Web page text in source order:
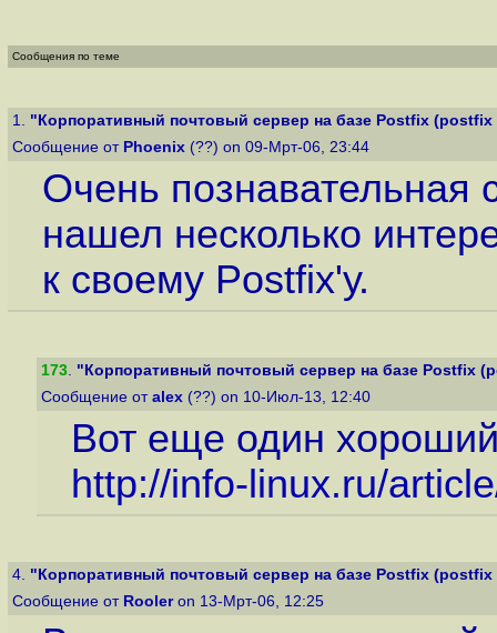
Сообщения по теме
1. "Корпоративный почтовый сервер на базе Postfix (postfix
Сообщение от Phoenix (??) on 09-Мрт-06, 23:44
Очень познавательная
нашел несколько
к своему Postfix'у.
173. "Корпоративный почтовый сервер на базе Postfix
Сообщение от alex (??) on 10-Июл-13, 12:40
Вот еще один
http://info-linux.ru/
4. "Корпоративный почтовый сервер на базе Postfix (postfix
Сообщение от Rooleron 13-Мрт-06, 12:25